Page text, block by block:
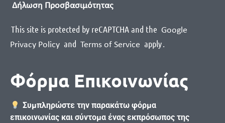
Δήλωση Προσβασιμότητας
This site is protected by reCAPTCHA and the Google
Privacy Policy and Terms of Service apply.
Φόρμα Επικοινωνίας
Συμπληρώστε την παρακάτω φόρμα
επικοινωνίας και σύντομα ένας εκπρόσωπος της